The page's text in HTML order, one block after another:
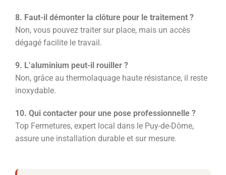
8. Faut-il démonter la clôture pour le traitement ?
Non, vous pouvez traiter sur place, mais un accès
dégagé facilite le travail.
9. L’aluminium peut-il rouiller ?
Non, grâce au thermolaquage haute résistance, il reste
inoxydable.
10. Qui contacter pour une pose professionnelle ?
Top Fermetures, expert local dans le Puy-de-Dôme,
assure une installation durable et sur mesure.